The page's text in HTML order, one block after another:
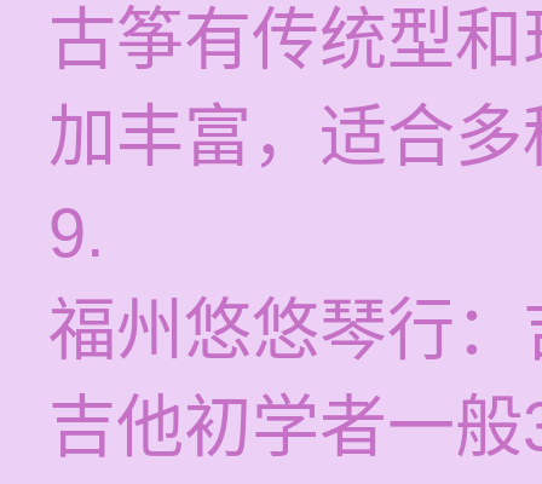
古筝有传统型
加丰富，适合
9.
福州悠悠琴行
吉他初学者一